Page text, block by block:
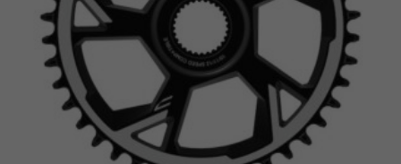
der
Produktseite
gewählt
werden
Wir gönnen uns eine kleine Auszeit bis